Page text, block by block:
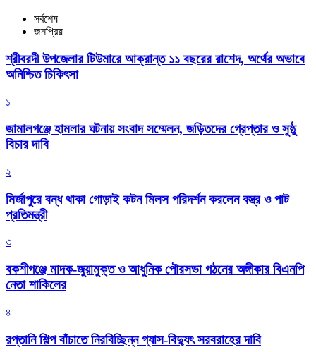
সর্বশেষ
জনপ্রিয়
শ্রীবরদী উপজেলার টিউমারে আক্রান্ত ১১ বছরের রাশেদ, অর্থের অভাবে
অনিশ্চিত চিকিৎসা
১
জামালগঞ্জে হামলার ঘটনায় সংবাদ সম্মেলন, জড়িতদের গ্রেপ্তার ও সুষ্ঠু
বিচার দাবি
২
মির্জাপুরে বন্ধ থাকা গোড়াই কটন মিলস পরিদর্শন করলেন বস্ত্র ও পাট
প্রতিমন্ত্রী
৩
বকশীগঞ্জে মাদক-জুয়ামুক্ত ও আধুনিক পৌরসভা গঠনের অঙ্গীকার বিএনপি
নেতা শাকিলের
৪
রপ্তানি শিল্প বাঁচাতে নিরবিচ্ছিন্ন গ্যাস-বিদ্যুৎ সরবরাহের দাবি